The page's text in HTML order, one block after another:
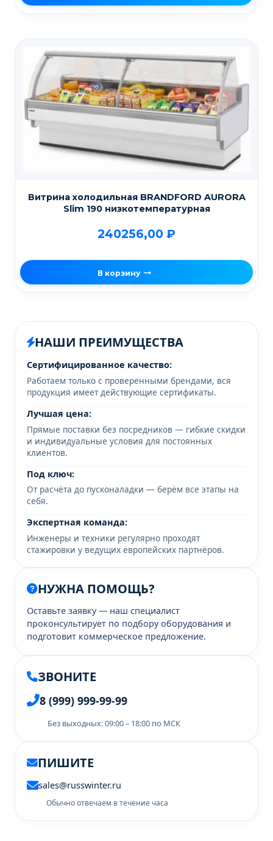
Витрина холодильная BRANDFORD AURORA
Slim 190 низкотемпературная
240256,00 ₽
В корзину
НАШИ ПРЕИМУЩЕСТВА
Сертифицированное качество:
Работаем только с проверенными брендами, вся
продукция имеет действующие сертификаты.
Лучшая цена:
Прямые поставки без посредников — гибкие скидки
и индивидуальные условия для постоянных
клиентов.
Под ключ:
От расчёта до пусконаладки — берём все этапы на
себя.
Экспертная команда:
Инженеры и техники регулярно проходят
стажировки у ведущих европейских партнёров.
НУЖНА ПОМОЩЬ?
Оставьте заявку — наш специалист
проконсультирует по подбору оборудования и
подготовит коммерческое предложение.
ЗВОНИТЕ
8 (999) 999-99-99
Без выходных: 09:00 – 18:00 по МСК
ПИШИТЕ
sales@russwinter.ru
Обычно отвечаем в течение часа